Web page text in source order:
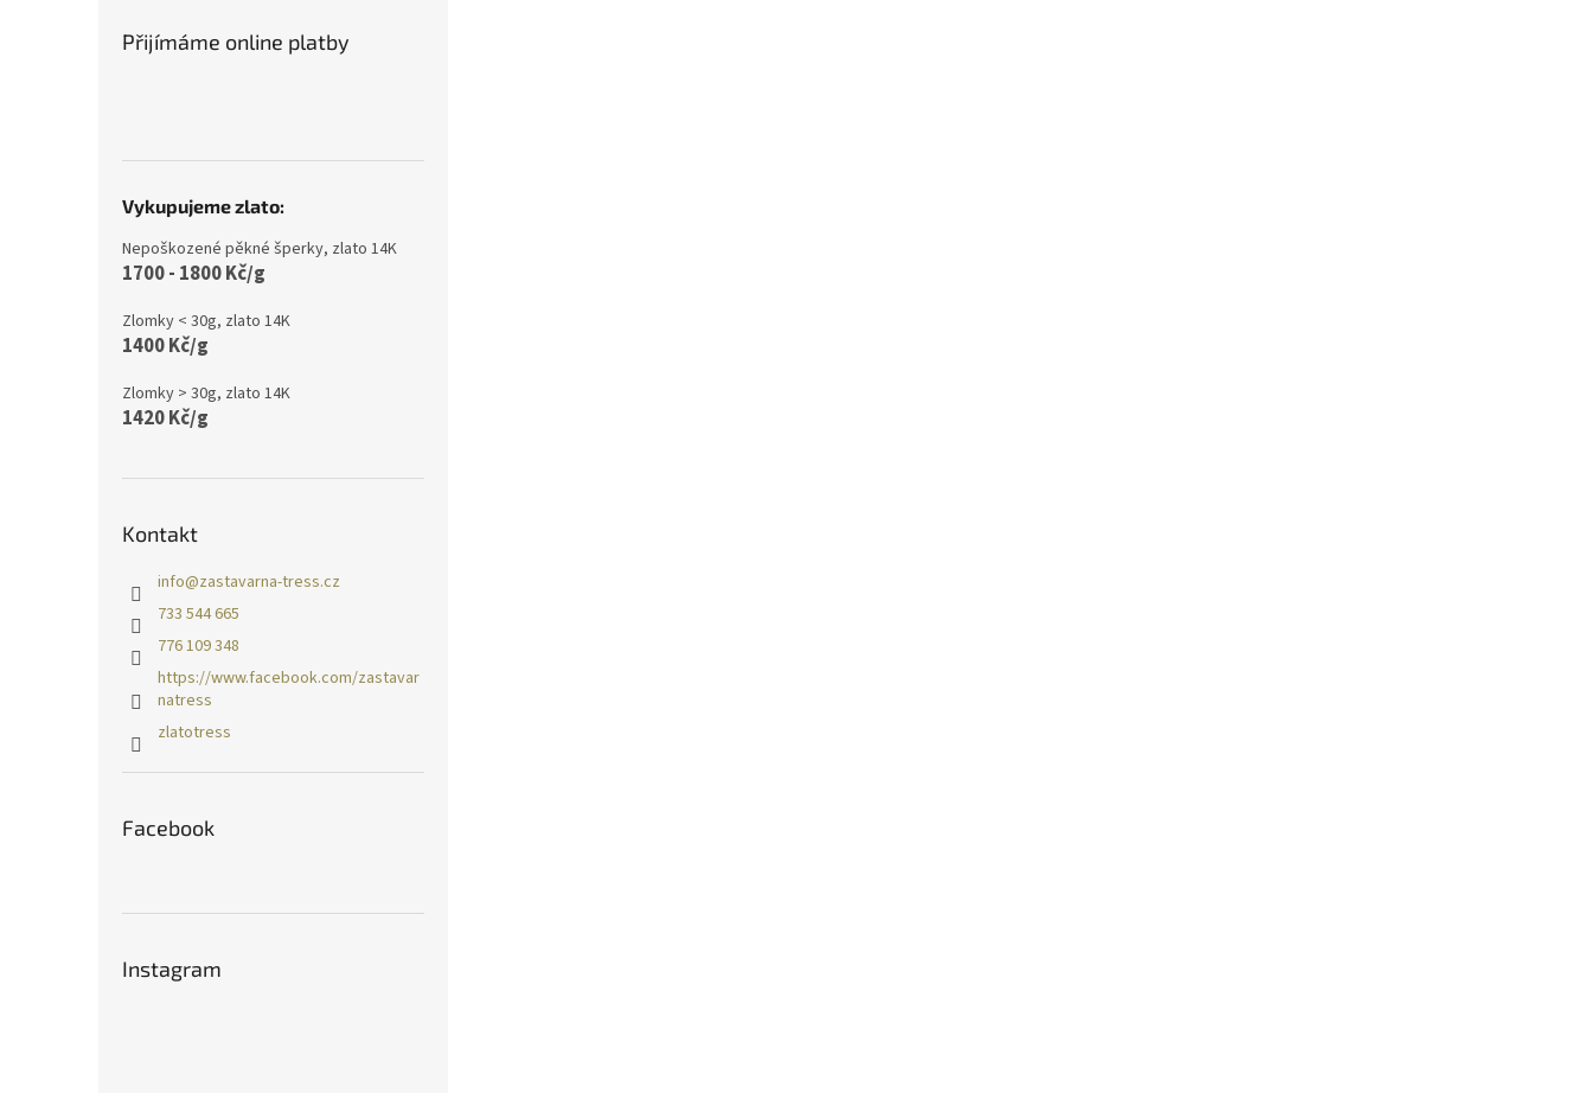
Přijímáme online platby
Vykupujeme zlato:
Nepoškozené pěkné šperky, zlato 14K
1700 - 1800 Kč/g
Zlomky < 30g, zlato 14K
1400 Kč/g
Zlomky > 30g, zlato 14K
1420 Kč/g
Kontakt
info@zastavarna-tress.cz
733 544 665
776 109 348
https://www.facebook.com/zastavar
natress
zlatotress
Facebook
Instagram